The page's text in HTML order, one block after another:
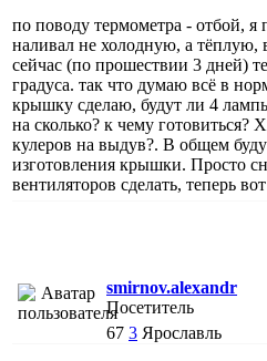
по поводу термометра - отбой, я
наливал не холодную, а тёплую,
сейчас (по прошествии 3 дней)
градуса. так что думаю всё в
крышку сделаю, будут ли 4
на сколько? к чему готовиться?
кулеров на выдув?. В общем
изготовления крышки. Просто
вентиляторов сделать, теперь
smirnov.alexandr
Посетитель
67 3 Ярославль